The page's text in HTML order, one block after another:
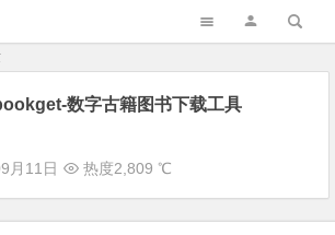
数字古籍图书下载工具
月11日 热度2,809 ℃